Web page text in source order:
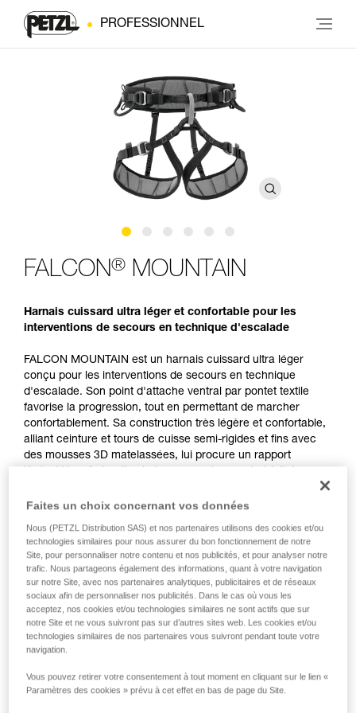
PROFESSIONNEL
FALCON® MOUNTAIN
Harnais cuissard ultra léger et confortable pour les
interventions de secours en technique d'escalade
FALCON MOUNTAIN est un harnais cuissard ultra léger
conçu pour les interventions de secours en technique
d'escalade. Son point d'attache ventral par pontet textile
favorise la progression, tout en permettant de marcher
confortablement. Sa construction très légère et confortable,
alliant ceinture et tours de cuisse semi-rigides et fins avec
des mousses 3D matelassées, lui procure un rapport
ceinture et des tours de cuisse permettent une mise en
arrière permet d'installer un torse TOP ou TOP CROLL L.
Faites un choix concernant vos données
Nous (PETZL Distribution SAS) et nos partenaires utilisons des cookies et/ou
technologies similaires pour nous assurer du bon fonctionnement de notre
Site, pour personnaliser notre contenu et nos publicités, et pour analyser notre
trafic. Nous partageons également des informations, quant à votre navigation
sur notre Site, avec nos partenaires analytiques, publicitaires et de réseaux
sociaux afin de personnaliser nos publicités. Dans le cas où vous les
acceptez, nos cookies et/ou technologies similaires ne sont actifs que sur
notre Site et ne vous suivront pas sur d’autres sites web. Les cookies et/ou
technologies similaires de nos partenaires vous suivront pendant toute votre
navigation.
Vous pouvez retirer votre consentement à tout moment en cliquant sur le lien «
Paramètres des cookies » prévu à cet effet en bas de page du Site.